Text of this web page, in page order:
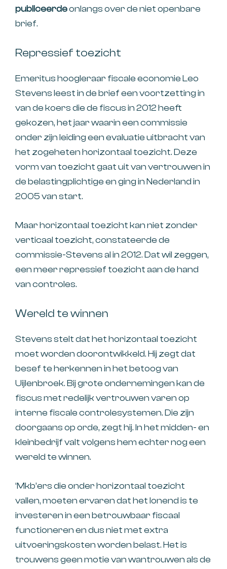
publiceerdeonlangs over de niet openbare
brief.
Repressief toezicht
Emeritus hoogleraar fiscale economie Leo
Stevens leest in de brief een voortzetting in
van de koers die de fiscus in 2012 heeft
gekozen, het jaar waarin een commissie
onder zijn leiding een evaluatie uitbracht van
het zogeheten horizontaal toezicht. Deze
vorm van toezicht gaat uit van vertrouwen in
de belastingplichtige en ging in Nederland in
2005 van start.
Maar horizontaal toezicht kan niet zonder
verticaal toezicht, constateerde de
commissie-Stevens al in 2012. Dat wil zeggen,
een meer repressief toezicht aan de hand
van controles.
Wereld te winnen
Stevens stelt dat het horizontaal toezicht
moet worden doorontwikkeld. Hij zegt dat
besef te herkennen in het betoog van
Uijlenbroek. Bij grote ondernemingen kan de
fiscus met redelijk vertrouwen varen op
interne fiscale controlesystemen. Die zijn
doorgaans op orde, zegt hij. In het midden- en
kleinbedrijf valt volgens hem echter nog een
wereld te winnen.
‘Mkb’ers die onder horizontaal toezicht
vallen, moeten ervaren dat het lonend is te
investeren in een betrouwbaar fiscaal
functioneren en dus niet met extra
uitvoeringskosten worden belast. Het is
trouwens geen motie van wantrouwen als de